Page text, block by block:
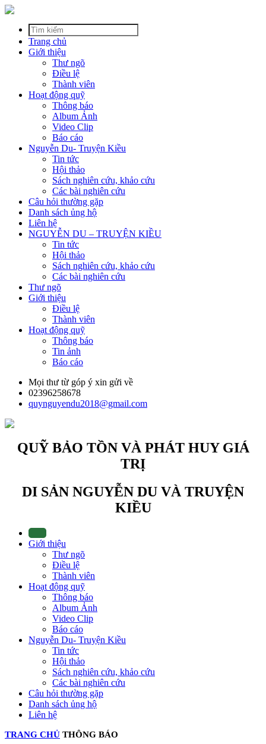
Trang chủ
Giới thiệu
Thư ngõ
Điều lệ
Thành viên
Hoạt động quỹ
Thông báo
Album Ảnh
Video Clip
Báo cáo
Nguyễn Du- Truyện Kiều
Tin tức
Hội thảo
Sách nghiên cứu, khảo cứu
Các bài nghiên cứu
Câu hỏi thường gặp
Danh sách ủng hộ
Liên hệ
NGUYỄN DU – TRUYỆN KIỀU
Tin tức
Hội thảo
Sách nghiên cứu, khảo cứu
Các bài nghiên cứu
Thư ngõ
Giới thiệu
Điều lệ
Thành viên
Hoạt động quỹ
Thông báo
Tin ảnh
Báo cáo
Mọi thư từ góp ý xin gửi về
02396258678
quynguyendu2018@gmail.com
QUỸ BẢO TỒN VÀ PHÁT HUY GIÁ
TRỊ
DI SẢN NGUYỄN DU VÀ TRUYỆN
KIỀU
Giới thiệu
Thư ngõ
Điều lệ
Thành viên
Hoạt động quỹ
Thông báo
Album Ảnh
Video Clip
Báo cáo
Nguyễn Du- Truyện Kiều
Tin tức
Hội thảo
Sách nghiên cứu, khảo cứu
Các bài nghiên cứu
Câu hỏi thường gặp
Danh sách ủng hộ
Liên hệ
TRANG CHỦ THÔNG BÁO